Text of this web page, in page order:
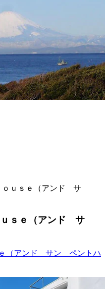
ｓｅ（アンド サ
（アンド サン ペントハ